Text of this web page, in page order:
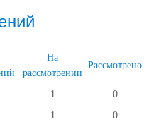
На
рассмотрении
Рассмотрено
1
0
1
0